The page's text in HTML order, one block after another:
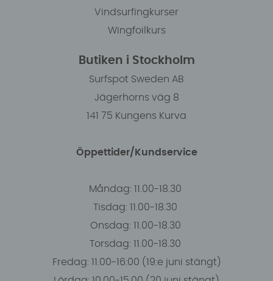
Vindsurfingkurser
Wingfoilkurs
Butiken i Stockholm
Surfspot Sweden AB
Jägerhorns väg 8
141 75 Kungens Kurva
Öppettider/Kundservice
Måndag: 11.00-18.30
Tisdag: 11.00-18.30
Onsdag: 11.00-18.30
Torsdag: 11.00-18.30
Fredag: 11.00-16:00 (19:e juni stängt)